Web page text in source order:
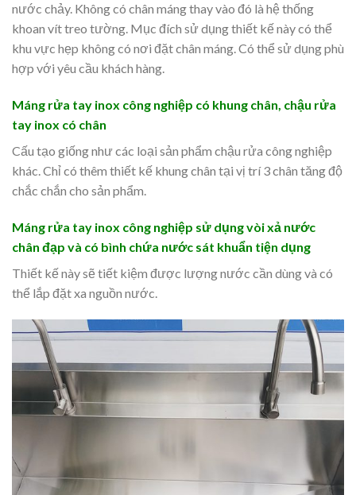
nước chảy. Không có chân máng thay vào đó là hệ thống
khoan vít treo tường. Mục đích sử dụng thiết kế này có thể
khu vực hẹp không có nơi đặt chân máng. Có thể sử dụng phù
hợp với yêu cầu khách hàng.
Máng rửa tay inox công nghiệp có khung chân, chậu rửa
tay inox có chân
Cấu tạo giống như các loại sản phẩm chậu rửa công nghiệp
khác. Chỉ có thêm thiết kế khung chân tại vị trí 3 chân tăng độ
chắc chắn cho sản phẩm.
Máng rửa tay inox công nghiệp sử dụng vòi xả nước
chân đạp và có bình chứa nước sát khuẩn tiện dụng
Thiết kế này sẽ tiết kiệm được lượng nước cần dùng và có
thể lắp đặt xa nguồn nước.